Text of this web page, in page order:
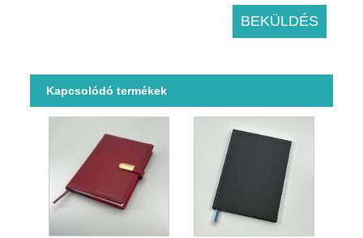
Kapcsolódó termékek